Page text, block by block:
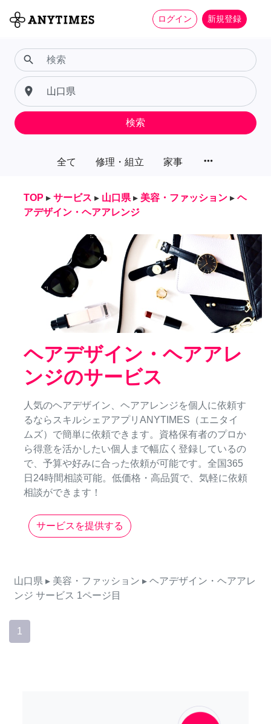
ログイン 新規登録
全て 修理・組立 家事 more_horiz
search
place
検索
TOP ▸ サービス ▸ 山口県 ▸ 美容・ファッション ▸ ヘ
アデザイン・ヘアアレンジ
ヘアデザイン・ヘアアレ
ンジのサービス
人気のヘアデザイン、ヘアアレンジを個人に依頼す
るならスキルシェアアプリANYTIMES（エニタイ
ムズ）で簡単に依頼できます。資格保有者のプロか
ら得意を活かしたい個人まで幅広く登録しているの
で、予算や好みに合った依頼が可能です。全国365
日24時間相談可能。低価格・高品質で、気軽に依頼
相談ができます！
サービスを提供する
山口県 ▸ 美容・ファッション ▸ ヘアデザイン・ヘアアレ
ンジ サービス 1ページ目
1